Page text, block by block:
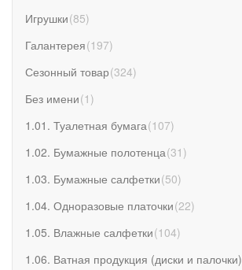
Игрушки(85)
Галантерея(197)
Сезонный товар(324)
Без имени(1 )
1.01. Туалетная бумага(107)
1.02. Бумажные полотенца(31 )
1.03. Бумажные салфетки(50)
1.04. Одноразовые платочки(22)
1.05. Влажные салфетки(104)
1.06. Ватная продукция (диски и палочки)